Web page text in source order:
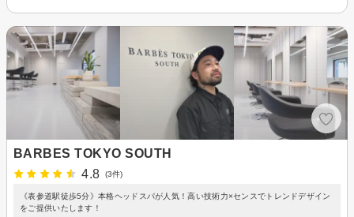
BARBES TOKYO SOUTH
4.8
(3件)
《表参道駅徒歩5分》本格ヘッドスパが人気！高い技術力×センスでトレンドデザイン
をご提供いたします！